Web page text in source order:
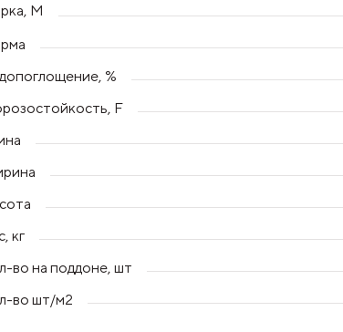
М
%
F
кг
во на поддоне, шт
во шт/м2